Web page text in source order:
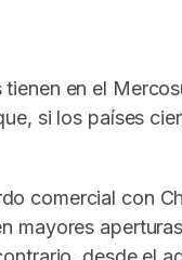
en el
si los países
comercial con
mayores